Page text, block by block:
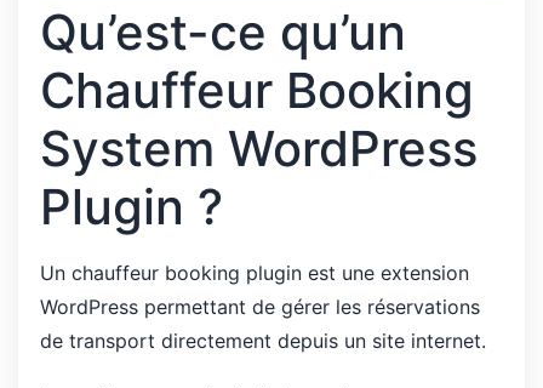
Qu’est-ce qu’un
Chauffeur Booking
System WordPress
Plugin ?
Un chauffeur booking plugin est une extension
WordPress permettant de gérer les réservations
de transport directement depuis un site internet.